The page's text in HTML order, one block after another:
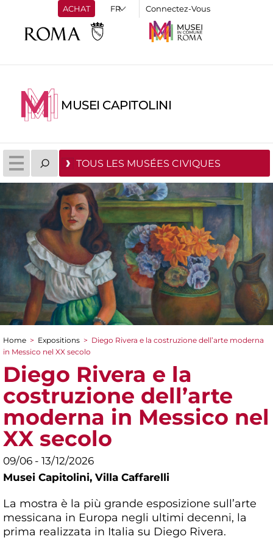
ACHAT Connectez-Vous
MUSEI CAPITOLINI
TOUS LES MUSÉES CIVIQUES
You are here
Home > Expositions > Diego Rivera e la costruzione dell’arte moderna
in Messico nel XX secolo
Diego Rivera e la
costruzione dell’arte
moderna in Messico nel
XX secolo
09/06 - 13/12/2026
Musei Capitolini, Villa Caffarelli
La mostra è la più grande esposizione sull’arte
messicana in Europa negli ultimi decenni, la
prima realizzata in Italia su Diego Rivera.